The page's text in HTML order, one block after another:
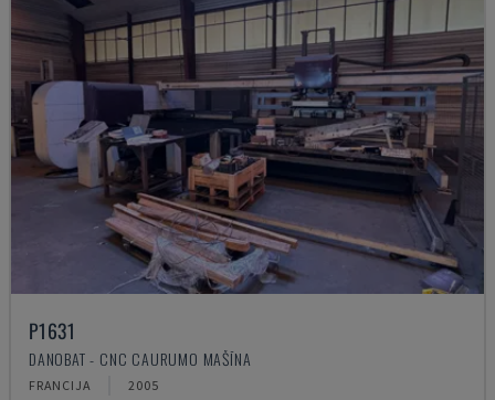
P1631
DANOBAT - CNC CAURUMO MAŠĪNA
FRANCIJA 2005